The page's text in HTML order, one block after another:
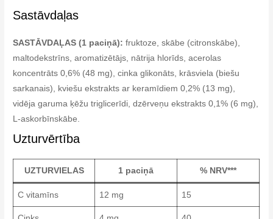
Sastāvdaļas
SASTĀVDAĻAS (1 paciņā): fruktoze, skābe (citronskābe),
maltodekstrīns, aromatizētājs, nātrija hlorīds, acerolas
koncentrāts 0,6% (48 mg), cinka glikonāts, krāsviela (biešu
sarkanais), kviešu ekstrakts ar keramīdiem 0,2% (13 mg),
vidēja garuma ķēžu triglicerīdi, dzērveņu ekstrakts 0,1% (6 mg),
L-askorbīnskābe.
Uzturvērtība
UZTURVIELAS 1 paciņā % NRV***
C vitamīns 12 mg 15